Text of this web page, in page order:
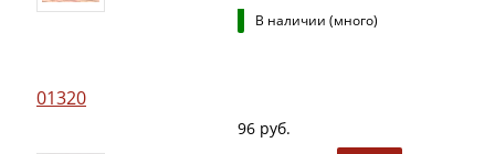
В наличии (много)
01320
96 руб.